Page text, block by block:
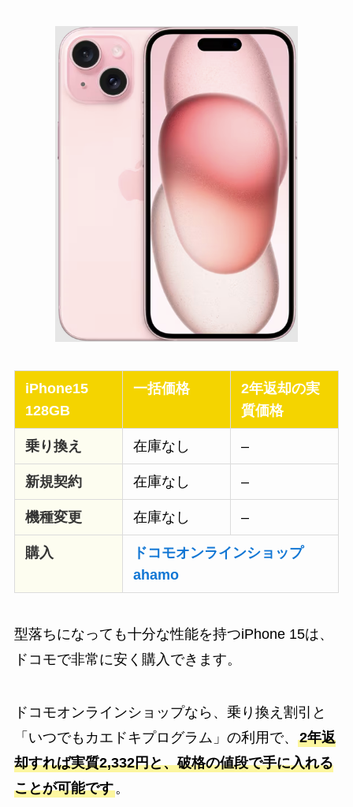
iPhone15
128GB
一括価格
2年返却の実
質価格
乗り換え 在庫なし –
新規契約 在庫なし –
機種変更 在庫なし –
購入
ドコモオンラインショップ
ahamo
型落ちになっても十分な性能を持つiPhone 15は、
ドコモで非常に安く購入できます。
ドコモオンラインショップなら、乗り換え割引と
「いつでもカエドキプログラム」の利用で、 2年返
却すれば実質2,332円と、破格の値段で手に入れる
ことが可能です。